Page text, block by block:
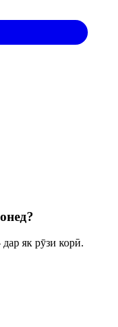
як рӯзи корӣ.